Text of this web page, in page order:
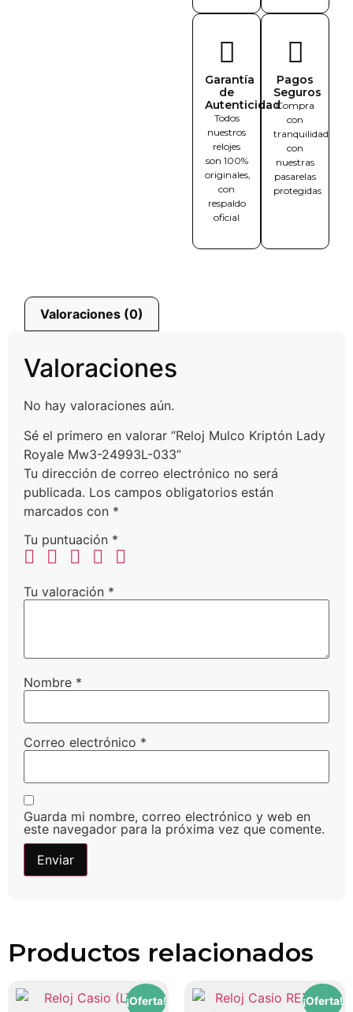
Garantía
de
Autenticidad
Todos
nuestros
relojes
son 100%
originales,
con
respaldo
oficial
Pagos
Seguros
Compra
con
tranquilidad
con
nuestras
pasarelas
protegidas
Valoraciones (0)
Valoraciones
No hay valoraciones aún.
Sé el primero en valorar “Reloj Mulco Kriptón Lady
Royale Mw3-24993L-033”
Tu dirección de correo electrónico no será
publicada. Los campos obligatorios están
marcados con *
Tu puntuación *
Tu valoración *
Nombre *
Correo electrónico *
Guarda mi nombre, correo electrónico y web en
este navegador para la próxima vez que comente.
Productos relacionados
¡Oferta! ¡Oferta!